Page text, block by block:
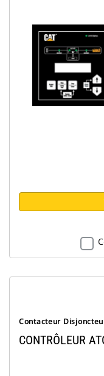
Contacteur
CONTRÔLEUR